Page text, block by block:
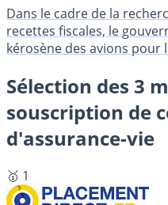
Dans le cadre de la
recettes fiscales, le
kérosène des avions pour
Sélection des 3
souscription de
d'assurance-vie
🥇 1